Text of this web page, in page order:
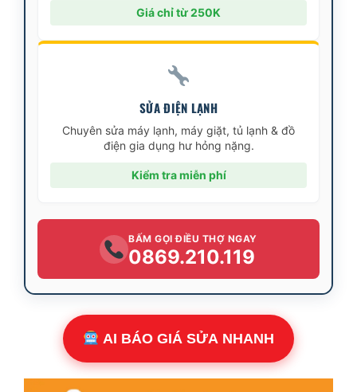
Giá chỉ từ 250K
SỬA ĐIỆN LẠNH
Chuyên sửa máy lạnh, máy giặt, tủ lạnh & đồ
điện gia dụng hư hỏng nặng.
Kiểm tra miễn phí
BẤM GỌI ĐIỀU THỢ NGAY
0869.210.119
AI BÁO GIÁ SỬA NHANH